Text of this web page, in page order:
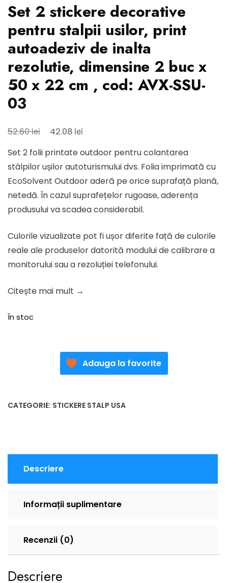
Set 2 stickere decorative
pentru stalpii usilor, print
autoadeziv de inalta
rezolutie, dimensine 2 buc x
50 x 22 cm , cod: AVX-SSU-
03
52.60lei
Prețul
a
fost:
52.60 lei.
42.08 lei
este:
42.08 lei.
Set 2 folii printate outdoor pentru colantarea
stâlpilor ușilor autoturismului dvs. Folia imprimată cu
EcoSolvent Outdoor aderă pe orice suprafață plană,
netedă. În cazul suprafețelor rugoase, aderența
produsului va scadea considerabil.
Culorile vizualizate pot fi ușor diferite față de culorile
reale ale produselor datorită modului de calibrare a
monitorului sau a rezoluției telefonului.
Citește mai mult →
În stoc
Adauga la favorite
CATEGORIE: STICKERE STALP USA
Descriere
Informații suplimentare
Recenzii (0)
Descriere